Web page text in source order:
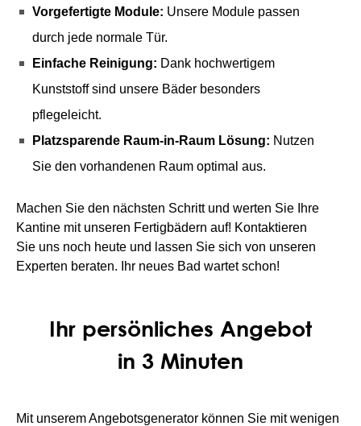
Vorgefertigte Module: Unsere Module passen
durch jede normale Tür.
Einfache Reinigung: Dank hochwertigem
Kunststoff sind unsere Bäder besonders
pflegeleicht.
Platzsparende Raum-in-Raum Lösung: Nutzen
Sie den vorhandenen Raum optimal aus.
Machen Sie den nächsten Schritt und werten Sie Ihre
Kantine mit unseren Fertigbädern auf! Kontaktieren
Sie uns noch heute und lassen Sie sich von unseren
Experten beraten. Ihr neues Bad wartet schon!
Ihr persönliches Angebot
in 3 Minuten
Mit unserem Angebotsgenerator können Sie mit wenigen